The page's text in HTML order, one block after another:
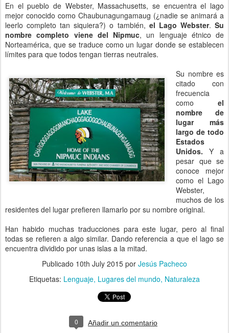
En el pueblo de Webster, Massachusetts, se encuentra el lago
mejor conocido como Chaubunagungamaug (¿nadie se animará a
leerlo completo tan siquiera?) o también, el Lago Webster.Su
nombre completo viene del Nipmuc, un lenguaje étnico de
Norteamérica, que se traduce como un lugar donde se establecen
límites para que todos tengan tierras neutrales.
Su nombre es
citado con
frecuencia
como el
nombre de
lugar más
largo de todo
Estados
Unidos. Y a
pesar que se
conoce mejor
como el Lago
Webster,
muchos de los
residentes del lugar prefieren llamarlo por su nombre original.
Han habido muchas traducciones para este lugar, pero al final
todas se refieren a algo similar. Dando referencia a que el lago se
encuentra dividido por unas islas a la mitad.
Publicado 10th July 2015 por Jesús Pacheco
Etiquetas: Lenguaje Lugares del mundo Naturaleza
0 Añadir un comentario